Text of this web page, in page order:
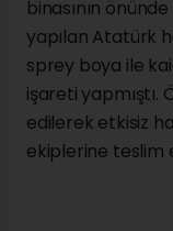
binasının
yapılan Atatürk
sprey boya ile
işareti yapmıştı.
edilerek etkisiz
ekiplerine teslim